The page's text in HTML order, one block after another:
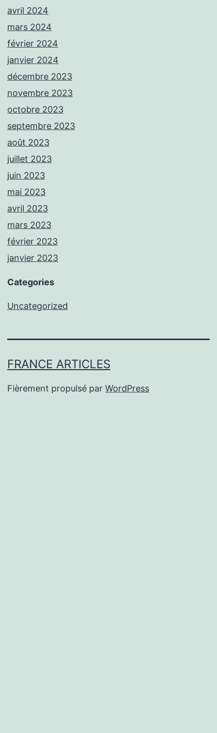
avril 2024
mars 2024
février 2024
janvier 2024
décembre 2023
novembre 2023
octobre 2023
septembre 2023
août 2023
juillet 2023
juin 2023
mai 2023
avril 2023
mars 2023
février 2023
janvier 2023
Categories
Uncategorized
FRANCE ARTICLES
Fièrement propulsé par WordPress